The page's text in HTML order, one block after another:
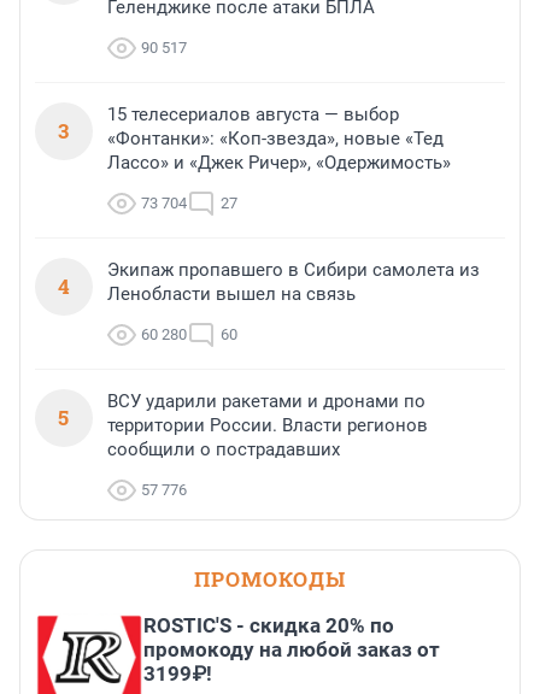
Геленджике после атаки БПЛА
90 517
3
15 телесериалов августа — выбор
«Фонтанки»: «Коп-звезда», новые «Тед
Лассо» и «Джек Ричер», «Одержимость»
73 704 27
4
Экипаж пропавшего в Сибири самолета из
Ленобласти вышел на связь
60 280 60
5
ВСУ ударили ракетами и дронами по
территории России. Власти регионов
сообщили о пострадавших
57 776
ПРОМОКОДЫ
ROSTIC'S - скидка 20% по
промокоду на любой заказ от
3199₽!